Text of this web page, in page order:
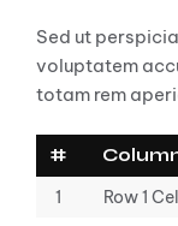
Sed ut
voluptatem
totam rem
#
1
Row 1